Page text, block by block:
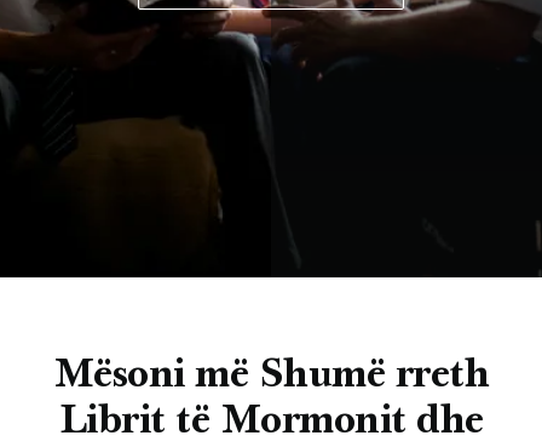
Mësoni më Shumë rreth
Librit të Mormonit dhe